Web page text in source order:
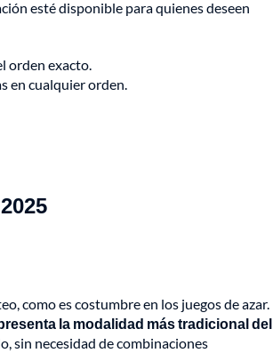
esté disponible para quienes deseen
orden exacto.
en cualquier orden.
como es costumbre en los juegos de azar.
la modalidad más tradicional del
sin necesidad de combinaciones